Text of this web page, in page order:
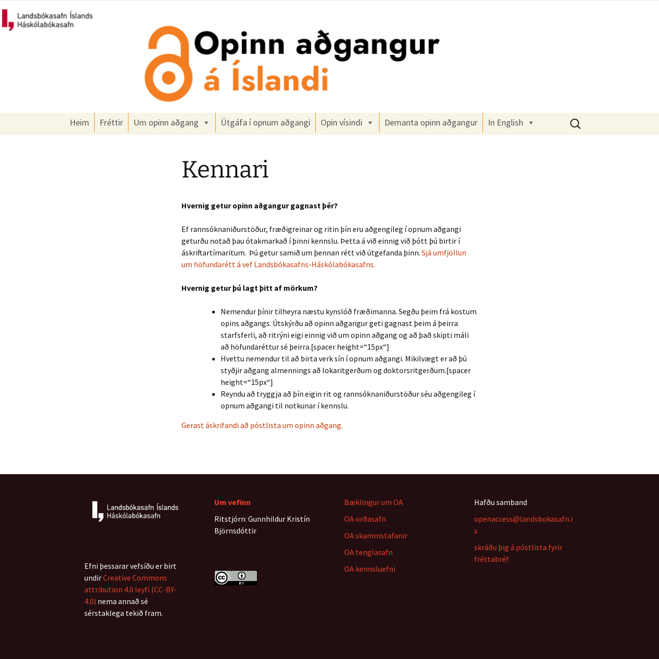
Opinn aðgangur
Heim Fréttir Um opinn aðgang Útgáfa í opnum aðgangi Opin vísindi Demanta opinn aðgangur In English
Leita
að:
Kennari
Hvernig getur opinn aðgangur gagnast þér?
Ef rannsóknaniðurstöður, fræðigreinar og ritin þín eru aðgengileg í opnum aðgangi
geturðu notað þau ótakmarkað í þinni kennslu. Þetta á við einnig við þótt þú birtir í
áskriftartímaritum. Þú getur samið um þennan rétt við útgefanda þinn. Sjá umfjöllun
um höfundarétt á vef Landsbókasafns-Háskólabókasafns.
Hvernig getur þú lagt þitt af mörkum?
Nemendur þínir tilheyra næstu kynslóð fræðimanna. Segðu þeim frá kostum
opins aðgangs. Útskýrðu að opinn aðgangur geti gagnast þeim á þeirra
starfsferli, að ritrýni eigi einnig við um opinn aðgang og að það skipti máli
að höfundaréttur sé þeirra.[spacer height=“15px“]
Hvettu nemendur til að birta verk sín í opnum aðgangi. Mikilvægt er að þú
styðjir aðgang almennings að lokaritgerðum og doktorsritgerðum.[spacer
height=“15px“]
Reyndu að tryggja að þín eigin rit og rannsóknaniðurstöður séu aðgengileg í
opnum aðgangi til notkunar í kennslu.
Gerast áskrifandi að póstlista um opinn aðgang.
Um vefinn
Ritstjórn: Gunnhildur Kristín
Björnsdóttir
Bæklingur um OA
OA orðasafn
OA skammstafanir
OA tenglasafn
OA kennsluefni
Hafðu samband
openaccess@landsbokasafn.i
s
skráðu þig á póstlista fyrir
fréttabréf
Efni þessarar vefsíðu er birt
undirCreative Commons
attribution 4.0 leyfi (CC-BY-
4.0) nema annað sé
sérstaklega tekið fram.